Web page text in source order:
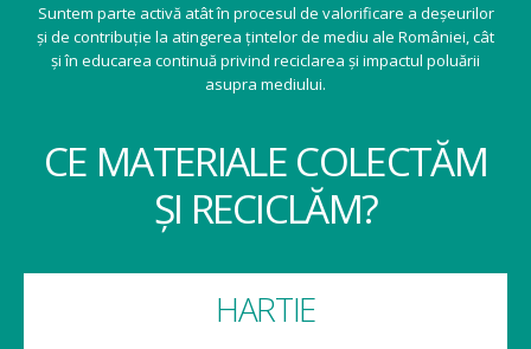
Suntem parte activă atât în procesul de valorificare a deșeurilor
și de contribuție la atingerea țintelor de mediu ale României, cât
și în educarea continuă privind reciclarea și impactul poluării
asupra mediului.
CE MATERIALE COLECTĂM
ȘI RECICLĂM?
HARTIE